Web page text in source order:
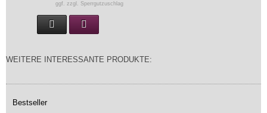
ggf. zzgl. Sperrgutzuschlag
WEITERE INTERESSANTE PRODUKTE:
Bestseller